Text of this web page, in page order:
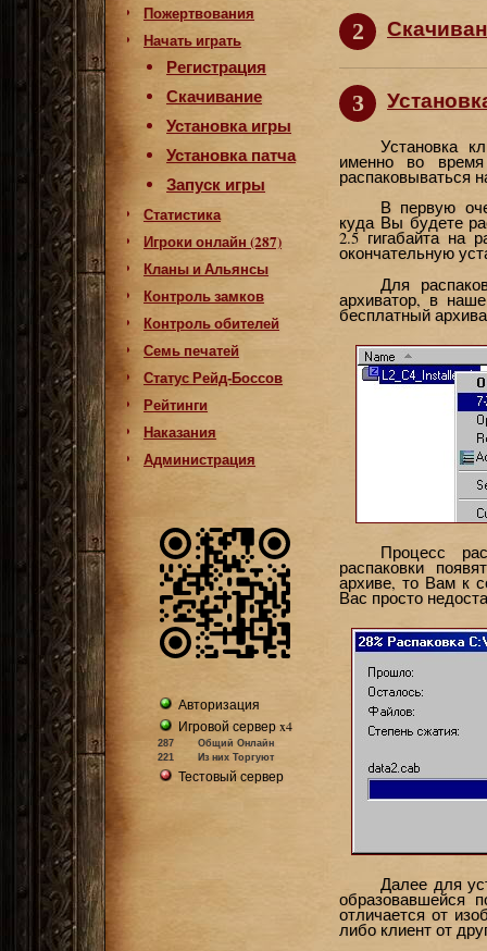
Пожертвования
Начать играть
Регистрация
Скачивание
Установка игры
Установка патча
Запуск игры
Статистика
Игроки онлайн (287)
Кланы и Альянсы
Контроль замков
Контроль обителей
Семь печатей
Статус Рейд-Боссов
Рейтинги
Наказания
Администрация
Авторизация
Игровой сервер x4
287
Общий Онлайн
221
Из них Торгуют
Тестовый сервер
2
3
Установка
именно во
распаковываться
В первую
куда Вы будете
2.5 гигабайта на
окончательную
Для
архиватор, в
бесплатный
Процесс
распаковки
архиве, то Вам к
Вас просто
Далее для
образовавшейся
отличается от
либо клиент от